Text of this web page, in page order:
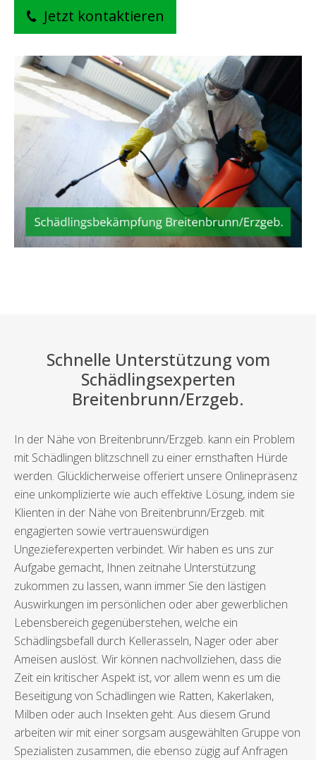
Jetzt kontaktieren
Schnelle Unterstützung vom
Schädlingsexperten
Breitenbrunn/Erzgeb.
In der Nähe von Breitenbrunn/Erzgeb. kann ein Problem
mit Schädlingen blitzschnell zu einer ernsthaften Hürde
werden. Glücklicherweise offeriert unsere Onlinepräsenz
eine unkomplizierte wie auch effektive Lösung, indem sie
Klienten in der Nähe von Breitenbrunn/Erzgeb. mit
engagierten sowie vertrauenswürdigen
Ungezieferexperten verbindet. Wir haben es uns zur
Aufgabe gemacht, Ihnen zeitnahe Unterstützung
zukommen zu lassen, wann immer Sie den lästigen
Auswirkungen im persönlichen oder aber gewerblichen
Lebensbereich gegenüberstehen, welche ein
Schädlingsbefall durch Kellerasseln, Nager oder aber
Ameisen auslöst. Wir können nachvollziehen, dass die
Zeit ein kritischer Aspekt ist, vor allem wenn es um die
Beseitigung von Schädlingen wie Ratten, Kakerlaken,
Milben oder auch Insekten geht. Aus diesem Grund
arbeiten wir mit einer sorgsam ausgewählten Gruppe von
Spezialisten zusammen, die ebenso zügig auf Anfragen